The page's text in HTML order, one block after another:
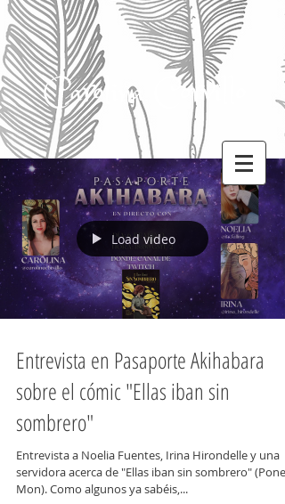
Carolina Corvillo
Load video
Entrevista en Pasaporte Akihabara
sobre el cómic "Ellas iban sin
sombrero"
Entrevista a Noelia Fuentes, Irina Hirondelle y una
servidora acerca de "Ellas iban sin sombrero"
Mon). Como algunos ya sabéis,...